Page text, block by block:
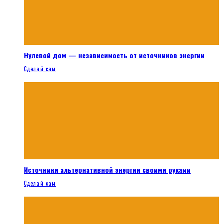
Нулевой дом — независимость от источников энергии
Сделай сам
Источники альтернативной энергии своими руками
Сделай сам